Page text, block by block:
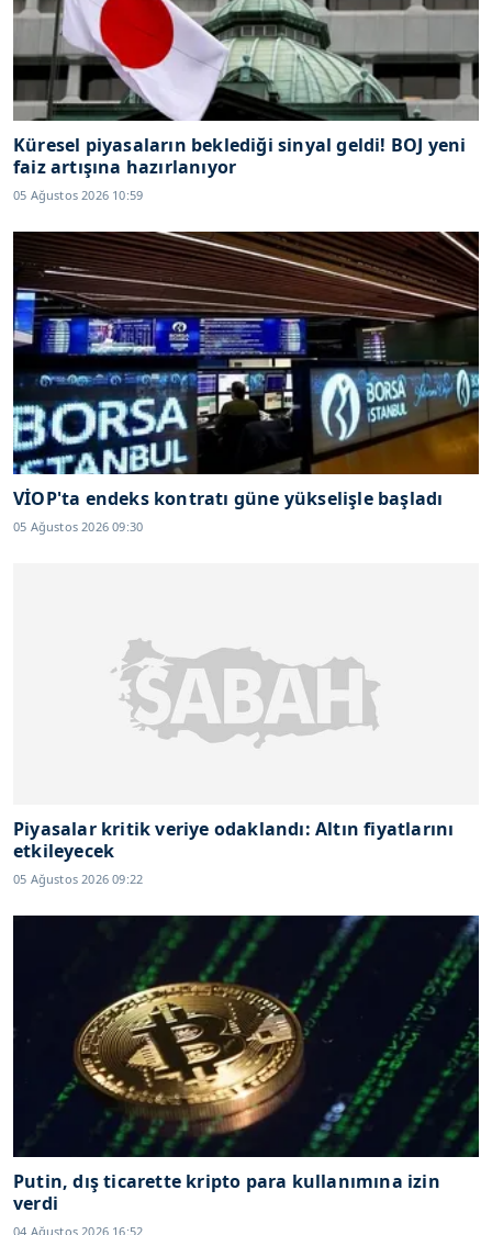
Küresel piyasaların beklediği sinyal geldi! BOJ yeni
faiz artışına hazırlanıyor
05 Ağustos 2026 10:59
VİOP'ta endeks kontratı güne yükselişle başladı
05 Ağustos 2026 09:30
Piyasalar kritik veriye odaklandı: Altın fiyatlarını
etkileyecek
05 Ağustos 2026 09:22
Putin, dış ticarette kripto para kullanımına izin
verdi
04 Ağustos 2026 16:52